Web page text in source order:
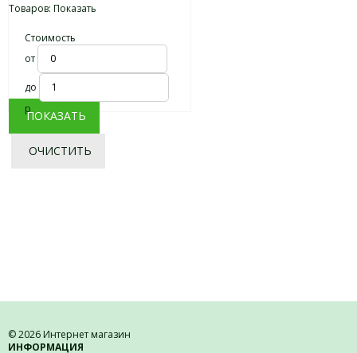
Товаров: Показать
Стоимость
от
до
рПОКАЗАТЬ
ОЧИСТИТЬ
© 2026 Интернет магазин
ИНФОРМАЦИЯ